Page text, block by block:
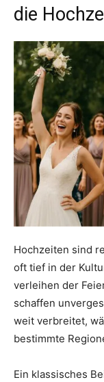
die
Hochzeiten sind
oft tief in der
verleihen der
schaffen
weit verbreitet,
bestimmte
Ein klassisches